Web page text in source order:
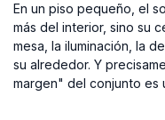
En un piso pequeño, el
más del interior, sino su
mesa, la iluminación, la
su alrededor. Y
margen" del conjunto es